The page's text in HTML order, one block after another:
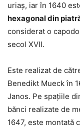
uriaş, iar în 1640
hexagonal din
considerat o
secol XVII.
Este realizat de
Benedikt Mueck în
Janos. Pe spaţiile
bănci realizate de
1647, este montată